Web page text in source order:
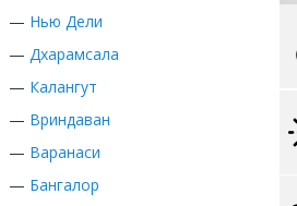
— Нью Дели
— Дхарамсала
— Калангут
— Вриндаван
— Варанаси
— Бангалор